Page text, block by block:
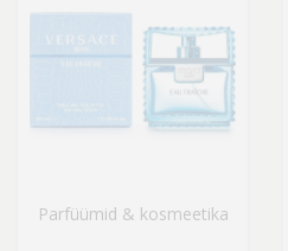
Parfüümid & kosmeetika